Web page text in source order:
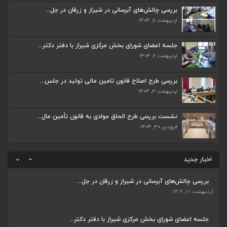
بررسی چالش‌های آبرسانی در شیراز و زرقان در جل...
اردیبهشت ۱۱, ۱۴۰۴
جلسه اعضای شورای بخش مرکزی شیراز با دفتر دکتر...
اردیبهشت ۶, ۱۴۰۴
بررسی طرح اصلاح قانون تامین مالی تولید در جلس...
اردیبهشت ۳, ۱۴۰۴
نشست بررسی طرح الحاق موادی به قانون تأمین مال...
فروردین ۳۰, ۱۴۰۴
اخبار جدید
جلسه اعضای شورای بخش مرکزی شیراز با دفتر دکتر...
پیگیری دکتر قادری و سایر نمایندگان شیراز ارتق...
اردیبهشت ۲۳, ۱۴۰۴
ضرورت تکمیل قطعات ۷ و ۸ آزادراه شیراز به اصفه...
اردیبهشت ۲۳, ۱۴۰۴
بررسی چالش‌های آبرسانی در شیراز و زرقان در جل...
اردیبهشت ۱۱, ۱۴۰۴
جلسه اعضای شورای بخش مرکزی شیراز با دفتر دکتر...
ضرورت تکمیل قطعات ۷ و ۸ آزادراه شیراز به اصفه...